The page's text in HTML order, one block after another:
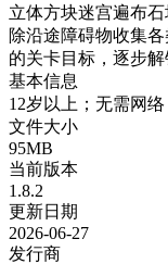
立体方块迷宫遍布
除沿途障碍物收集
的关卡目标，逐步解
基本信息
12岁以上；无需网
文件大小
95MB
当前版本
1.8.2
更新日期
2026-06-27
发行商